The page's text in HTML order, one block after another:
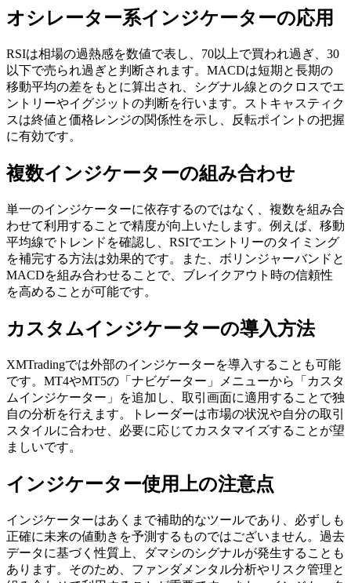
オシレーター系インジケーターの応用
RSIは相場の過熱感を数値で表し、70以上で買われ過ぎ、30
以下で売られ過ぎと判断されます。MACDは短期と長期の
移動平均の差をもとに算出され、シグナル線とのクロスでエ
ントリーやイグジットの判断を行います。ストキャスティク
スは終値と価格レンジの関係性を示し、反転ポイントの把握
に有効です。
複数インジケーターの組み合わせ
単一のインジケーターに依存するのではなく、複数を組み合
わせて利用することで精度が向上いたします。例えば、移動
平均線でトレンドを確認し、RSIでエントリーのタイミング
を補完する方法は効果的です。また、ボリンジャーバンドと
MACDを組み合わせることで、ブレイクアウト時の信頼性
を高めることが可能です。
カスタムインジケーターの導入方法
XMTradingでは外部のインジケーターを導入することも可能
です。MT4やMT5の「ナビゲーター」メニューから「カスタ
ムインジケーター」を追加し、取引画面に適用することで独
自の分析を行えます。トレーダーは市場の状況や自分の取引
スタイルに合わせ、必要に応じてカスタマイズすることが望
ましいです。
インジケーター使用上の注意点
インジケーターはあくまで補助的なツールであり、必ずしも
正確に未来の値動きを予測するものではございません。過去
データに基づく性質上、ダマシのシグナルが発生することも
あります。そのため、ファンダメンタル分析やリスク管理と